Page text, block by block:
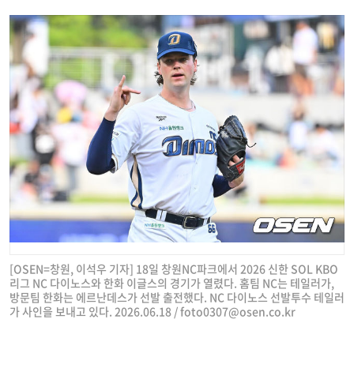
[OSEN=창원, 이석우 기자] 18일 창원NC파크에서 2026 신한 SOL KBO
리그 NC 다이노스와 한화 이글스의 경기가 열렸다. 홈팀 NC는 테일러가,
방문팀 한화는 에르난데스가 선발 출전했다. NC 다이노스 선발투수 테일러
가 사인을 보내고 있다. 2026.06.18 /foto0307@osen.co.kr